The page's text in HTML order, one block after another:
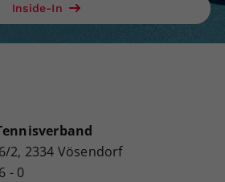
Inside-In
2, 2334 Vösendorf
- 0